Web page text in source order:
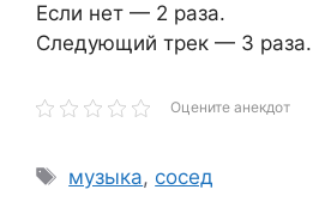
Если нет — 2 раза.
Следующий трек — 3 раза.
Оцените анекдот
Метки
музыка, сосед